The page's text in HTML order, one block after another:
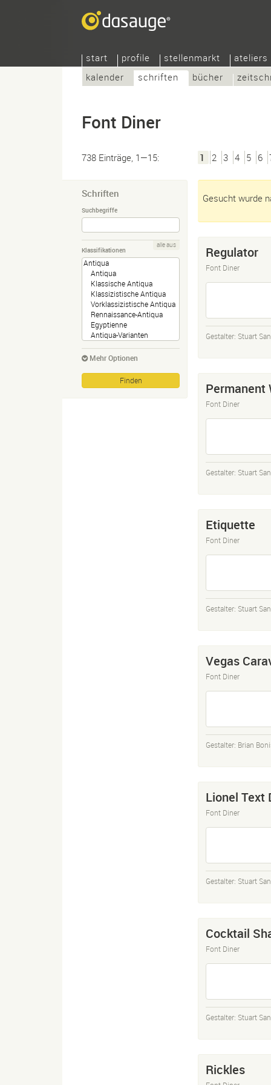
start profile stellenmarkt ateliers
kalender
schriften bücher
Font Diner
738 Einträge, 1—15: 1 2 3 4 5 6
Schriften
Suchbegriffe
Klassifikationen
alle aus
Mehr Optionen
Gesucht wurde
Regulator
Font Diner
Gestalter: Stuart
Permanent
Font Diner
Gestalter: Stuart
Etiquette
Font Diner
Gestalter: Stuart
Vegas
Font Diner
Gestalter: Brian
Lionel Text
Font Diner
Gestalter: Stuart
Cocktail
Font Diner
Gestalter: Stuart
Rickles